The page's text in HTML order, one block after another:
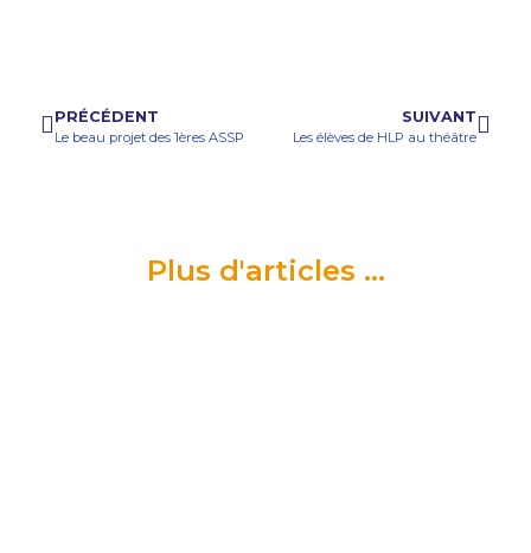
PRÉCÉDENT
Le beau projet des 1ères ASSP
SUIVANT
Les élèves de HLP au théâtre
Plus d'articles ...